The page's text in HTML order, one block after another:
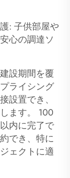
: 子供部屋や
心の調達ソ
設期間を覆
ライシング
設置でき、
ます。 100
内に完了で
でき、特に
ェクトに適